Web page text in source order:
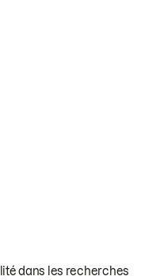
dans les recherches